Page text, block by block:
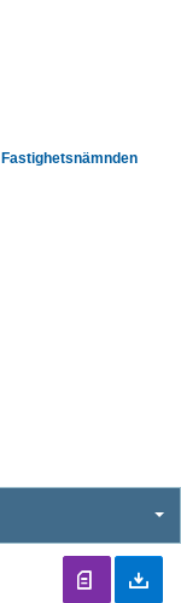
Fastighetsnämnden